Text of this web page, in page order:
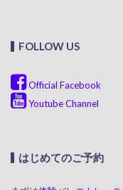
FOLLOW US
Official Facebook
Youtube Channel
はじめてのご予約